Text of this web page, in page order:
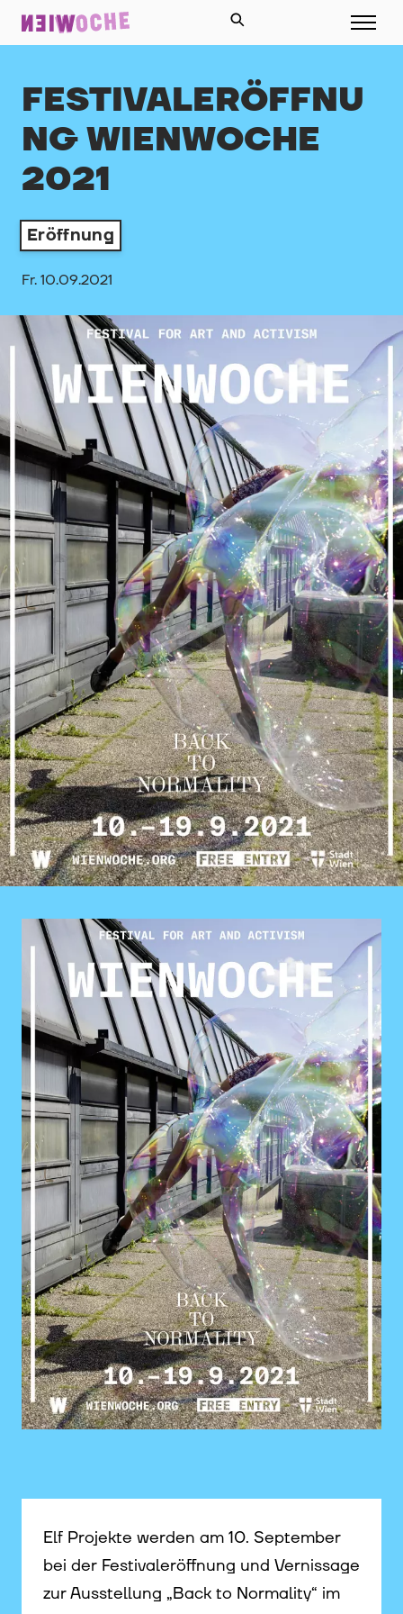
FESTIVALERÖFFNU
NG WIENWOCHE
2021
Eröffnung
Fr. 10.09.2021
Elf Projekte werden am 10. September
bei der Festivaleröffnung und Vernissage
zur Ausstellung „Back to Normality“ im